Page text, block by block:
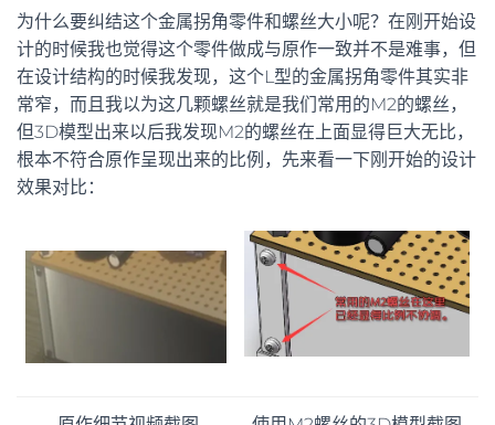
为什么要纠结这个金属拐角零件和螺丝大小呢？在刚开始设
计的时候我也觉得这个零件做成与原作一致并不是难事，但
在设计结构的时候我发现，这个L型的金属拐角零件其实非
常窄，而且我以为这几颗螺丝就是我们常用的M2的螺丝，
但3D模型出来以后我发现M2的螺丝在上面显得巨大无比，
根本不符合原作呈现出来的比例，先来看一下刚开始的设计
效果对比：